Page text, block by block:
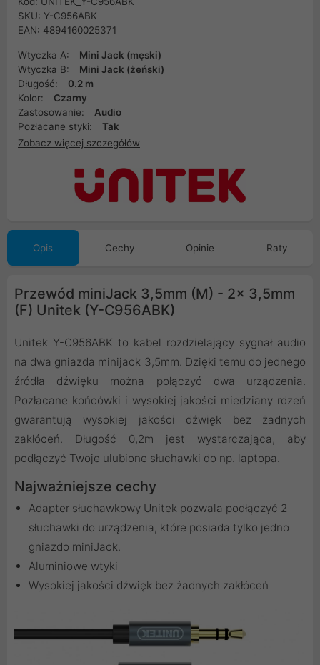
SKU: Y-C956ABK
EAN: 4894160025371
Wtyczka A:
Mini Jack (męski)
Wtyczka B:
Mini Jack (żeński)
Długość:
0.2 m
Kolor:
Czarny
Zastosowanie:
Audio
Pozłacane styki:
Tak
Zobacz więcej szczegółów
Opis Cechy Opinie Raty
Przewód miniJack 3,5mm (M) - 2x 3,5mm
(F) Unitek (Y-C956ABK)
Unitek Y-C956ABK to kabel rozdzielający sygnał audio
na dwa gniazda minijack 3,5mm. Dzięki temu do jednego
źródła dźwięku można połączyć dwa urządzenia.
Pozłacane końcówki i wysokiej jakości miedziany rdzeń
gwarantują wysokiej jakości dźwięk bez żadnych
zakłóceń. Długość 0,2m jest wystarczająca, aby
podłączyć Twoje ulubione słuchawki do np. laptopa.
Najważniejsze cechy
Adapter słuchawkowy Unitek pozwala podłączyć 2
słuchawki do urządzenia, które posiada tylko jedno
gniazdo miniJack.
Aluminiowe wtyki
Wysokiej jakości dźwięk bez żadnych zakłóceń